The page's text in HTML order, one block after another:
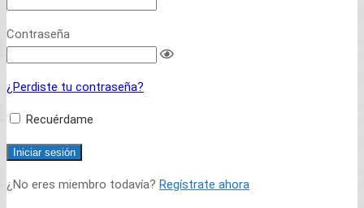
Contraseña
¿Perdiste tu contraseña?
Recuérdame
¿No eres miembro todavía? Regístrate ahora